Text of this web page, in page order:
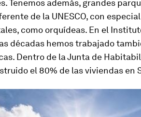
Tenemos además, grandes
de la UNESCO, con
como orquídeas. En el
décadas hemos trabajado
Dentro de la Junta de
el 80% de las viviendas en